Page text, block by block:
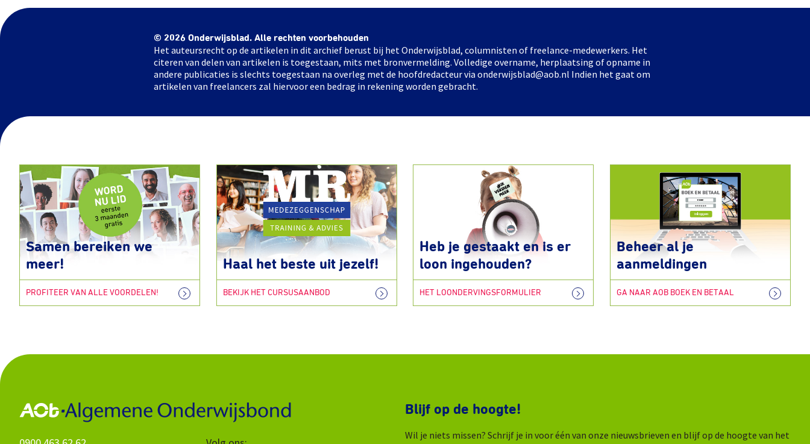
© 2026 Onderwijsblad. Alle rechten voorbehouden
Het auteursrecht op de artikelen in dit archief berust bij het Onderwijsblad, columnisten of freelance-medewerkers. Het
citeren van delen van artikelen is toegestaan, mits met bronvermelding. Volledige overname, herplaatsing of opname in
andere publicaties is slechts toegestaan na overleg met de hoofdredacteur via onderwijsblad@aob.nl Indien het gaat om
artikelen van freelancers zal hiervoor een bedrag in rekening worden gebracht.
Samen bereiken we
meer!
PROFITEER VAN ALLE VOORDELEN!
Haal het beste uit jezelf!
BEKIJK HET CURSUSAANBOD
Heb je gestaakt en is er
loon ingehouden?
HET LOONDERVINGSFORMULIER
Beheer al je
aanmeldingen
GA NAAR AOB BOEK EN BETAAL
Blijf op de hoogte!
Wil je niets missen? Schrijf je in voor één van onze nieuwsbrieven en blijf op de hoogte van het